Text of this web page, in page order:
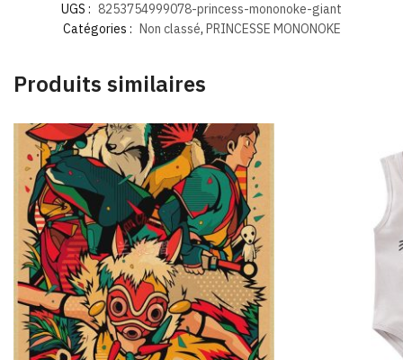
UGS : 8253754999078-princess-mononoke-giant
Catégories : Non classé, PRINCESSE MONONOKE
Produits similaires